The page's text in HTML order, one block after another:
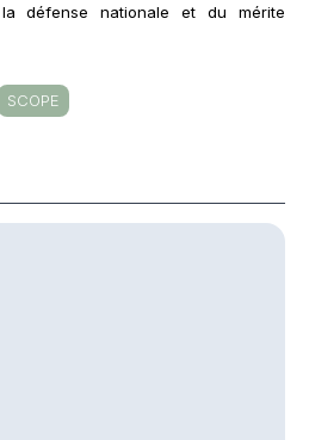
défense nationale et du mérite
SCOPE